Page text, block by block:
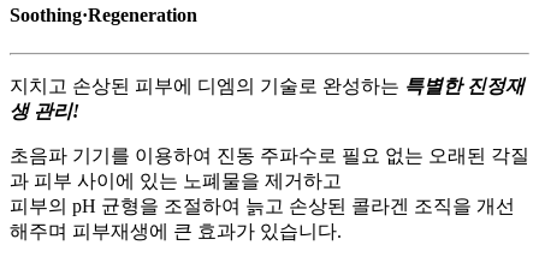
Soothing·Regeneration
지치고 손상된 피부에 디엠의 기술로 완성하는 특별한 진정재
생 관리!
초음파 기기를 이용하여 진동 주파수로 필요 없는 오래된 각질
과 피부 사이에 있는 노폐물을 제거하고
피부의 pH 균형을 조절하여 늙고 손상된 콜라겐 조직을 개선
해주며 피부재생에 큰 효과가 있습니다.